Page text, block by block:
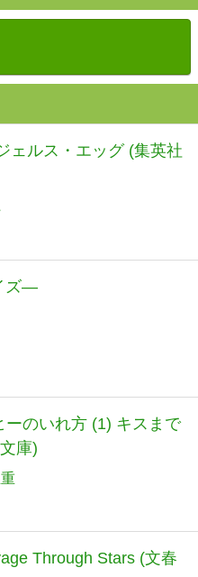
ェルス・エッグ (集英社
ズ―
ーのいれ方 (1) キスまで
庫)
Through Stars (文春